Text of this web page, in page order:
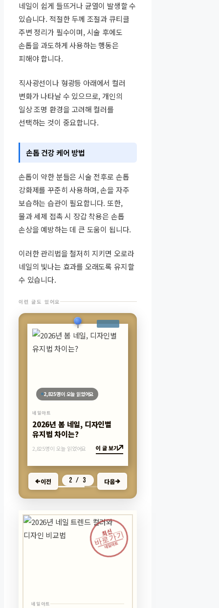
네일이 쉽게 들뜨거나 균열이 발생할 수
있습니다. 적절한 두께 조절과 큐티클
주변 정리가 필수이며, 시술 후에도
손톱을 과도하게 사용하는 행동은
피해야 합니다.
직사광선이나 형광등 아래에서 컬러
변화가 나타날 수 있으므로, 개인의
일상 조명 환경을 고려해 컬러를
선택하는 것이 중요합니다.
손톱 건강 케어 방법
손톱이 약한 분들은 시술 전후로 손톱
강화제를 꾸준히 사용하며, 손을 자주
보습하는 습관이 필요합니다. 또한,
물과 세제 접촉 시 장갑 착용은 손톱
손상을 예방하는 데 큰 도움이 됩니다.
이러한 관리법을 철저히 지키면 오로라
네일의 빛나는 효과를 오래도록 유지할
수 있습니다.
이런 글도 있어요
2,825명이 오늘 읽었어요
네일아트
2026년 봄 네일, 디자인별
유지법 차이는?
2,825명이 오늘 읽었어요 이 글 보기
이전 2 / 3 다음
최신
바로가기
네일아트
네일아트